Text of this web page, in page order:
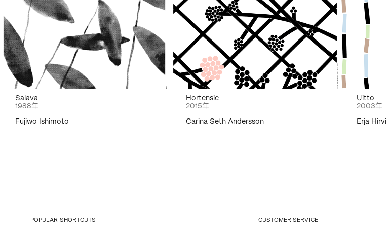
Salava
1988年
Fujiwo Ishimoto
Hortensie
2015年
Carina Seth Andersson
Uitto
2003年
Erja Hirvi
POPULAR SHORTCUTS CUSTOMER SERVICE